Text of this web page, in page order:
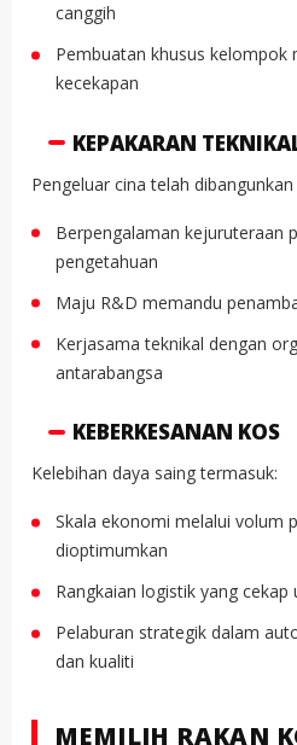
canggih
Pembuatan khusus kelompok
kecekapan
KEPAKARAN
Pengeluar cina telah
Berpengalaman kejuruteraan
pengetahuan
Maju R&D memandu
Kerjasama teknikal dengan
antarabangsa
KEBERKESANAN KOS
Kelebihan daya saing termasuk:
Skala ekonomi melalui volum
dioptimumkan
Rangkaian logistik yang
Pelaburan strategik dalam
dan kualiti
MEMILIH RAKAN